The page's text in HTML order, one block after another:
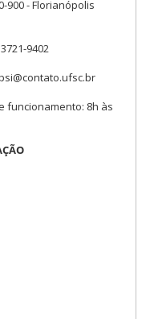
900 - Florianópolis
9402
funcionamento: 8h às